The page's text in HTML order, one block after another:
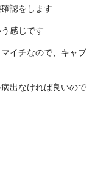
認をします
感じです
イチなので、キャブ
出なければ良いので